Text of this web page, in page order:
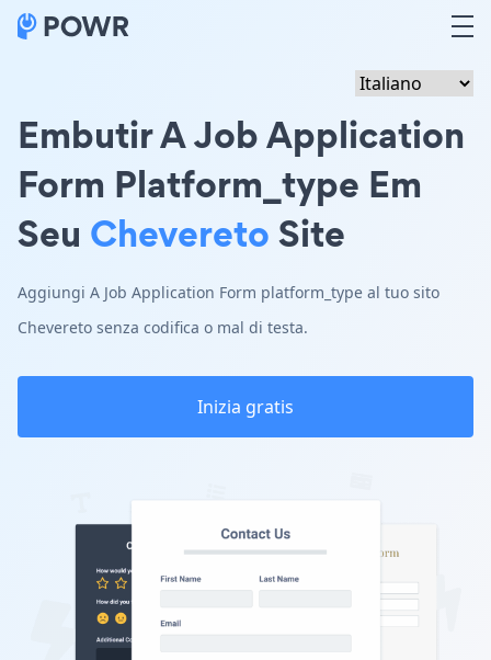
Embutir A Job Application
Form Platform_type Em
Seu CheveretoSite
Aggiungi A Job Application Form platform_type al tuo sito
Chevereto senza codifica o mal di testa.
Inizia gratis